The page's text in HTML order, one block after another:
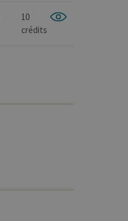
10
crédits